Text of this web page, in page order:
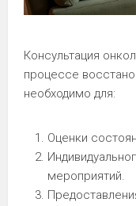
Консультация
процессе
необходимо для:
Оценки
мероприятий.